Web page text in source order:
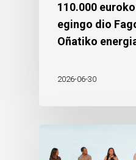
110.000
egingo dio
Oñatiko
2026-06-30